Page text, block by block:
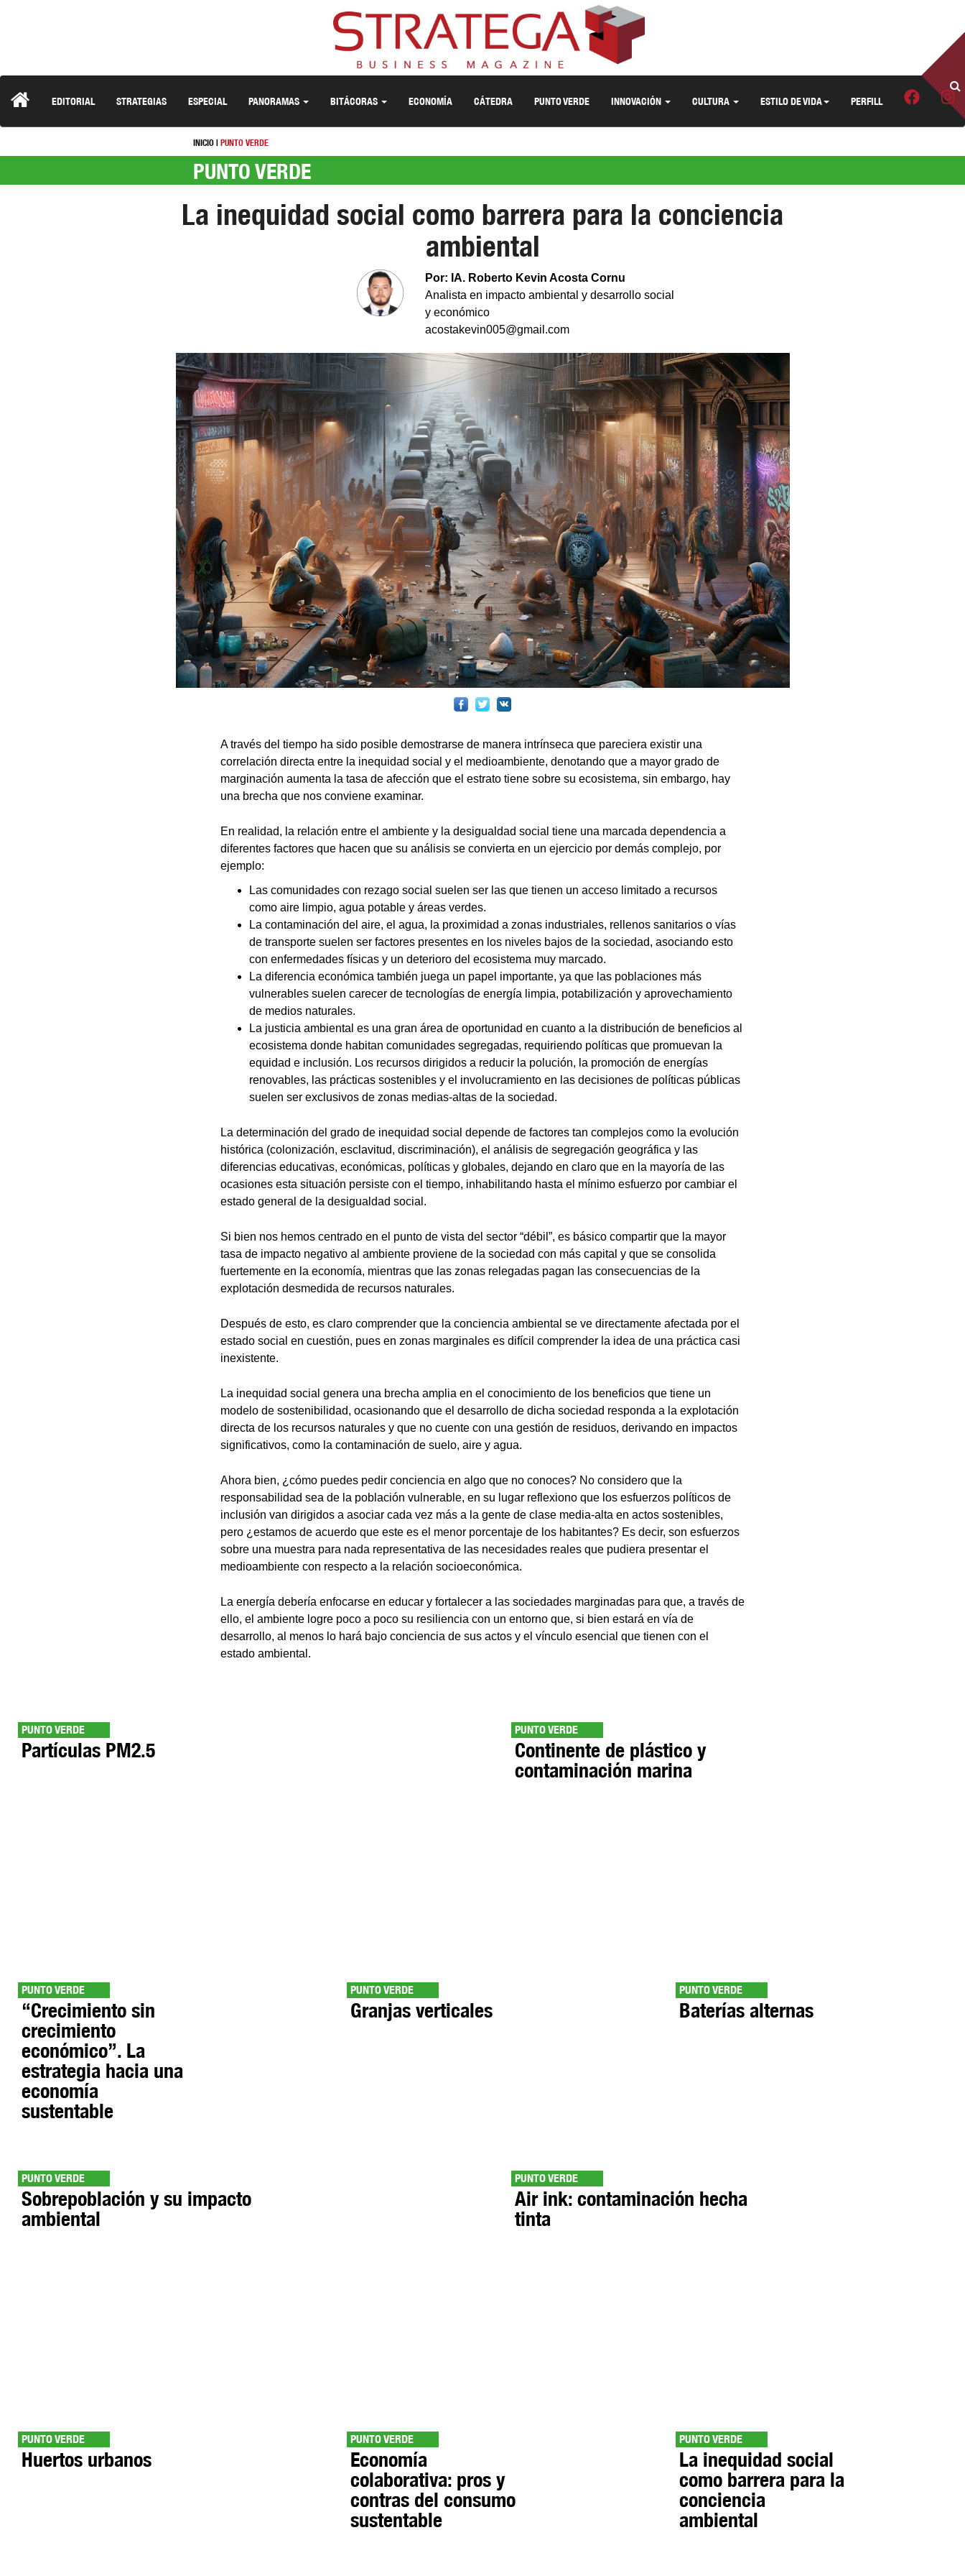
EDITORIAL STRATEGIAS ESPECIAL PANORAMAS BITÁCORAS ECONOMÍA CÁTEDRA PUNTO VERDE INNOVACIÓN CULTURA ESTILO DE VIDA PERFILL
INICIO| PUNTO VERDE
PUNTO VERDE
La inequidad social como barrera para la conciencia
ambiental
Por: IA. Roberto Kevin Acosta Cornu
Analista en impacto ambiental y desarrollo social
y económico
acostakevin005@gmail.com
A través del tiempo ha sido posible demostrarse de manera intrínseca que pareciera existir una
correlación directa entre la inequidad social y el medioambiente, denotando que a mayor grado de
marginación aumenta la tasa de afección que el estrato tiene sobre su ecosistema, sin embargo, hay
una brecha que nos conviene examinar.
En realidad, la relación entre el ambiente y la desigualdad social tiene una marcada dependencia a
diferentes factores que hacen que su análisis se convierta en un ejercicio por demás complejo, por
ejemplo:
Las comunidades con rezago social suelen ser las que tienen un acceso limitado a recursos
como aire limpio, agua potable y áreas verdes.
La contaminación del aire, el agua, la proximidad a zonas industriales, rellenos sanitarios o vías
de transporte suelen ser factores presentes en los niveles bajos de la sociedad, asociando esto
con enfermedades físicas y un deterioro del ecosistema muy marcado.
La diferencia económica también juega un papel importante, ya que las poblaciones más
vulnerables suelen carecer de tecnologías de energía limpia, potabilización y aprovechamiento
de medios naturales.
La justicia ambiental es una gran área de oportunidad en cuanto a la distribución de beneficios al
ecosistema donde habitan comunidades segregadas, requiriendo políticas que promuevan la
equidad e inclusión. Los recursos dirigidos a reducir la polución, la promoción de energías
renovables, las prácticas sostenibles y el involucramiento en las decisiones de políticas públicas
suelen ser exclusivos de zonas medias-altas de la sociedad.
La determinación del grado de inequidad social depende de factores tan complejos como la evolución
histórica (colonización, esclavitud, discriminación), el análisis de segregación geográfica y las
diferencias educativas, económicas, políticas y globales, dejando en claro que en la mayoría de las
ocasiones esta situación persiste con el tiempo, inhabilitando hasta el mínimo esfuerzo por cambiar el
estado general de la desigualdad social.
Si bien nos hemos centrado en el punto de vista del sector “débil”, es básico compartir que la mayor
tasa de impacto negativo al ambiente proviene de la sociedad con más capital y que se consolida
fuertemente en la economía, mientras que las zonas relegadas pagan las consecuencias de la
explotación desmedida de recursos naturales.
Después de esto, es claro comprender que la conciencia ambiental se ve directamente afectada por el
estado social en cuestión, pues en zonas marginales es difícil comprender la idea de una práctica casi
inexistente.
La inequidad social genera una brecha amplia en el conocimiento de los beneficios que tiene un
modelo de sostenibilidad, ocasionando que el desarrollo de dicha sociedad responda a la explotación
directa de los recursos naturales y que no cuente con una gestión de residuos, derivando en impactos
significativos, como la contaminación de suelo, aire y agua.
Ahora bien, ¿cómo puedes pedir conciencia en algo que no conoces? No considero que la
responsabilidad sea de la población vulnerable, en su lugar reflexiono que los esfuerzos políticos de
inclusión van dirigidos a asociar cada vez más a la gente de clase media-alta en actos sostenibles,
pero ¿estamos de acuerdo que este es el menor porcentaje de los habitantes? Es decir, son esfuerzos
sobre una muestra para nada representativa de las necesidades reales que pudiera presentar el
medioambiente con respecto a la relación socioeconómica.
La energía debería enfocarse en educar y fortalecer a las sociedades marginadas para que, a través de
ello, el ambiente logre poco a poco su resiliencia con un entorno que, si bien estará en vía de
desarrollo, al menos lo hará bajo conciencia de sus actos y el vínculo esencial que tienen con el
estado ambiental.
PUNTO VERDE
Partículas PM2.5
PUNTO VERDE
Continente de plástico y
contaminación marina
PUNTO VERDE
“Crecimiento sin
crecimiento
económico”. La
estrategia hacia una
economía
sustentable
PUNTO VERDE
Granjas verticales
PUNTO VERDE
Baterías alternas
PUNTO VERDE
Sobrepoblación y su impacto
ambiental
PUNTO VERDE
Air ink: contaminación hecha
tinta
PUNTO VERDE
Huertos urbanos
PUNTO VERDE
Economía
colaborativa: pros y
contras del consumo
sustentable
PUNTO VERDE
La inequidad social
como barrera para la
conciencia
ambiental